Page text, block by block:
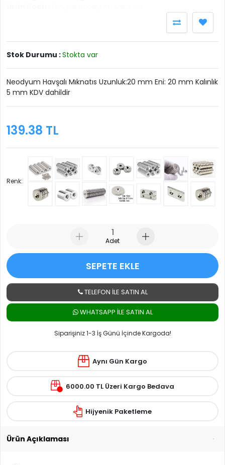
Stok Durumu :Stokta var
Neodyum Havşalı Mıknatıs Uzunluk:20 mm Eni: 20 mm Kalınlık
5 mm KDV dahildir
139.38 TL
Renk:
Adet
SEPETE EKLE
TELEFON İLE SATIN AL
WHATSAPP ILE SATIN AL
Siparişiniz 1-3 İş Günü İçinde Kargoda!
Aynı Gün Kargo
6000.00 TL Üzeri Kargo Bedava
Hijyenik Paketleme
Ürün Açıklaması